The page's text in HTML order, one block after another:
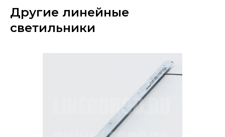
Другие линейные
светильники